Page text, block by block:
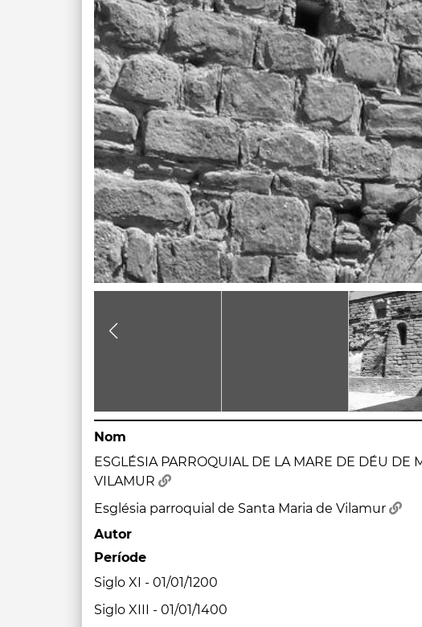
Nom
ESGLÉSIA PARROQUIAL DE LA MARE DE DÉU DE
VILAMUR
Església parroquial de Santa Maria de Vilamur
Autor
Període
Siglo XI - 01/01/1200
Siglo XIII - 01/01/1400